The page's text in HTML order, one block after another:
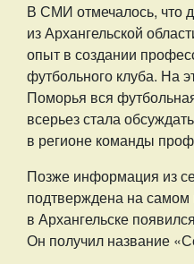
В СМИ отмечалось, что
из Архангельской
опыт в создании
футбольного клуба. На
Поморья вся
всерьез стала
в регионе команды
Позже информация из
подтверждена на
в Архангельске
Он получил название